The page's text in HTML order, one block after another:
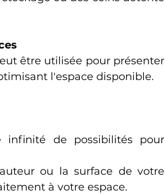
être utilisée pour présenter
l'espace disponible.
infinité de possibilités pour
ou la surface de votre
à votre espace.